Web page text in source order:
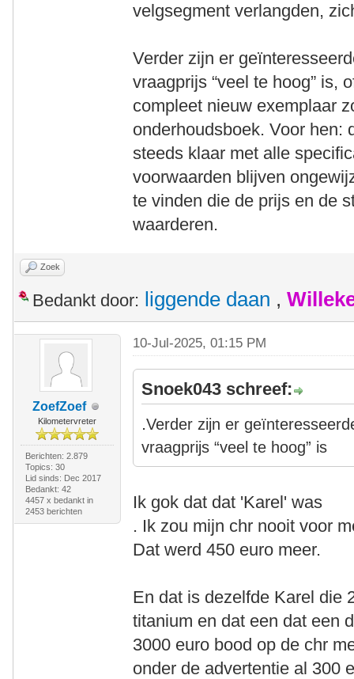
velgsegment verlangden,
Verder zijn er
vraagprijs “veel te hoog” is,
compleet nieuw exemplaar
onderhoudsboek. Voor hen:
steeds klaar met alle
voorwaarden blijven
te vinden die de prijs en de
waarderen.
Zoek
Bedankt door: liggende daan ,
ZoefZoef
Kilometervreter
Berichten: 2.879
Topics: 30
Lid sinds: Dec 2017
Bedankt: 42
4457 x bedankt in
2453 berichten
10-Jul-2025, 01:15 PM
Snoek043 schreef:
.Verder zijn er
vraagprijs “veel te hoog” is
Ik gok dat dat 'Karel' was
. Ik zou mijn chr nooit voor
Dat werd 450 euro meer.
En dat is dezelfde Karel die
titanium en dat een dat een
3000 euro bood op de chr
onder de advertentie al 300